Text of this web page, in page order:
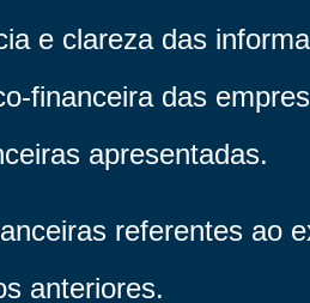
e clareza das
financeira das
apresentadas.
referentes ao
anteriores.